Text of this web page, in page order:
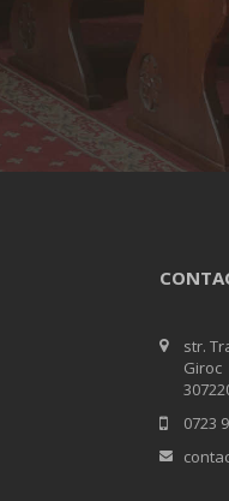
str.
Giroc
0723